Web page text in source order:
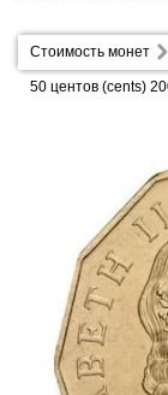
Стоимость монет
50 центов (cents)